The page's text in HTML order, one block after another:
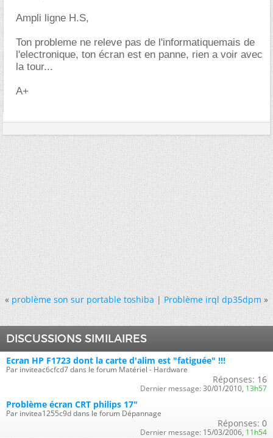
Ampli ligne H.S,
Ton probleme ne releve pas de l'informatiquemais de
l'electronique, ton écran est en panne, rien a voir avec
la tour...
A+
« problème son sur portable toshiba|Problème irql dp35dpm »
DISCUSSIONS SIMILAIRES
Ecran HP F1723 dont la carte d'alim est "fatiguée" !!!
Par inviteac6cfcd7 dans le forum Matériel - Hardware
Réponses: 16
Dernier message: 30/01/2010, 13h57
Problème écran CRT philips 17"
Par invitea1255c9d dans le forum Dépannage
Réponses: 0
Dernier message: 15/03/2006, 11h54